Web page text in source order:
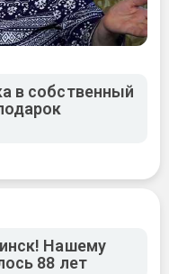
в собственный
Нашему
88 лет